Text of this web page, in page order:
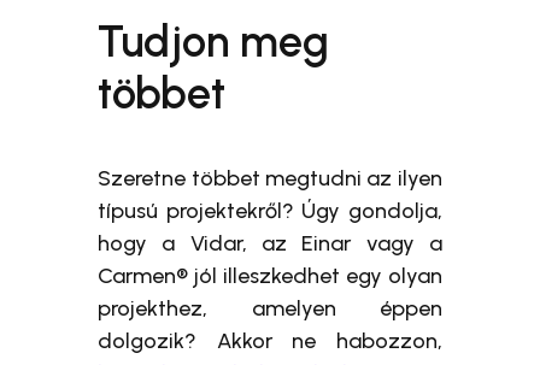
Tudjon meg
többet
Szeretne többet megtudni az ilyen
típusú projektekről? Úgy gondolja,
hogy a Vidar, az Einar vagy a
Carmen® jól illeszkedhet egy olyan
projekthez, amelyen éppen
dolgozik? Akkor ne habozzon,